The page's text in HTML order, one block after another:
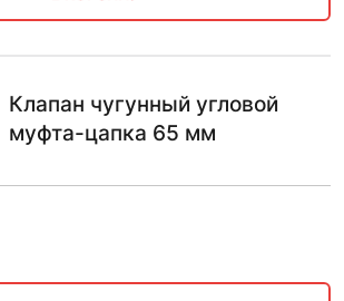
Клапан чугунный угловой
муфта-цапка 65 мм